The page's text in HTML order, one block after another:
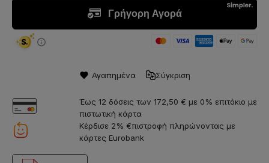
Αγαπημένα Σύγκριση
Έως 12 δόσεις των 172,50 € με 0% επιτόκιο με
πιστωτική κάρτα
Κέρδισε 2% €πιστροφή πληρώνοντας με
κάρτες Eurobank